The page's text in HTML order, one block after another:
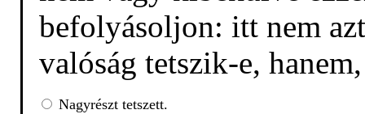
befolyásoljon: itt nem
valóság tetszik-e,
Nagyrészt tetszett.